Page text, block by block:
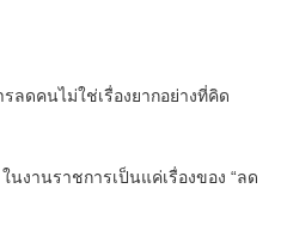
ลดคนไม่ใช่เรื่องยากอย่างที่คิด
นงานราชการเป็นแค่เรื่องของ “ลด